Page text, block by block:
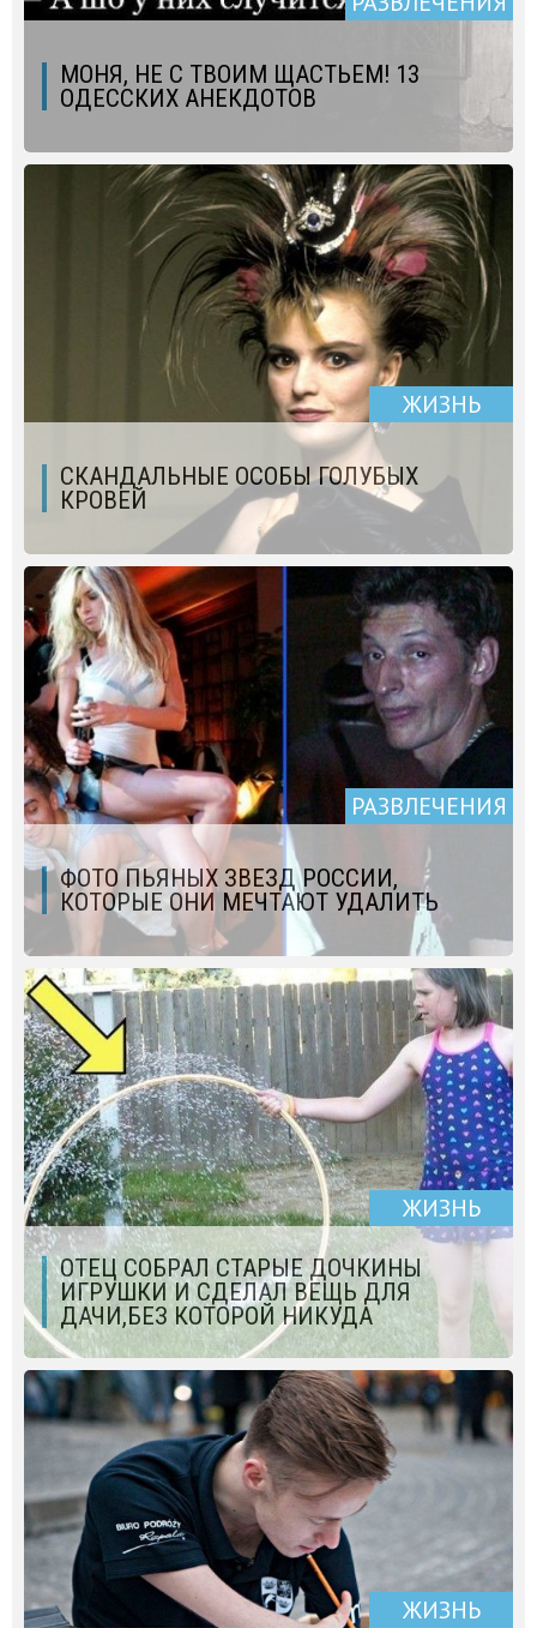
МОНЯ, НЕ С ТВОИМ ЩАСТЬЕМ! 13
ОДЕССКИХ АНЕКДОТОВ
ЖИЗНЬ
СКАНДАЛЬНЫЕ ОСОБЫ ГОЛУБЫХ
КРОВЕЙ
РАЗВЛЕЧЕНИЯ
ФОТО ПЬЯНЫХ ЗВЕЗД РОССИИ,
КОТОРЫЕ ОНИ МЕЧТАЮТ УДАЛИТЬ
ЖИЗНЬ
ОТЕЦ СОБРАЛ СТАРЫЕ ДОЧКИНЫ
ИГРУШКИ И СДЕЛАЛ ВЕЩЬ ДЛЯ
ДАЧИ,БЕЗ КОТОРОЙ НИКУДА
ЖИЗНЬ